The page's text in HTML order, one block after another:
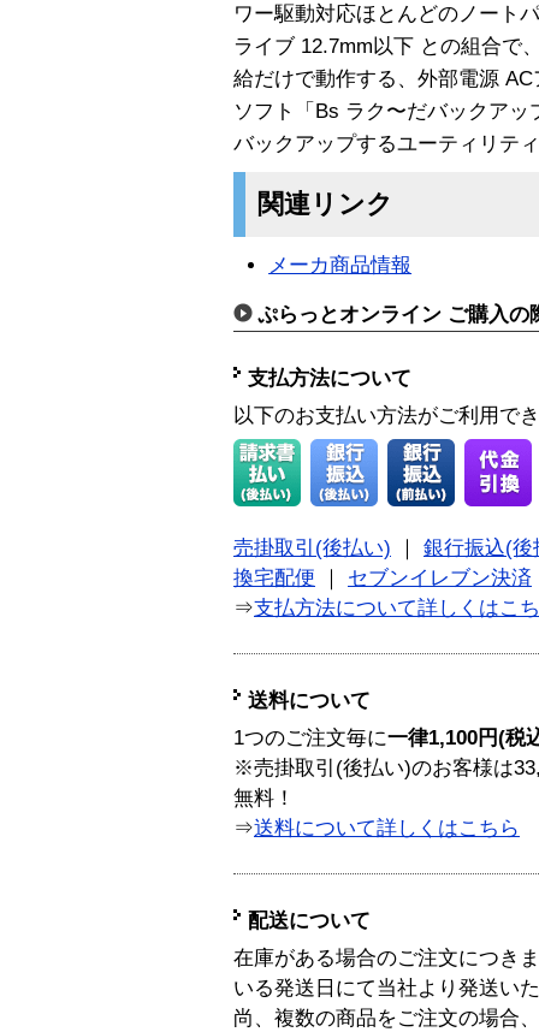
ワー駆動対応ほとんどのノート
ライブ 12.7mm以下 との組合で
給だけで動作する、外部電源
ソフト「Bs ラク〜だバックア
バックアップするユーティリテ
関連リンク
メーカ商品情報
ぷらっとオンライン ご購入の
支払方法について
以下のお支払い方法がご利用で
売掛取引(後払い)
銀行振込(後
換宅配便
セブンイレブン決済
⇒支払方法について詳しくはこ
送料について
1つのご注文毎に一律1,100円(税
※売掛取引(後払い)のお客様は
無料！
⇒送料について詳しくはこちら
配送について
在庫がある場合のご注文につき
いる発送日にて当社より発送い
尚、複数の商品をご注文の場合